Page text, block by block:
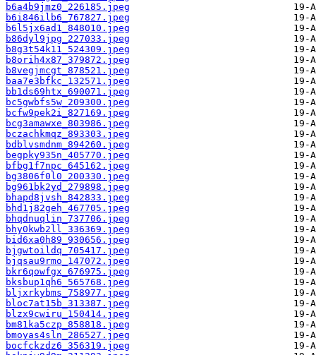
b6a4b9jmz0_226185.jpeg
b6i846ilb6_767827.jpeg
b6l5jx6ad1_848010.jpeg
b86dyl9jpg_227033.jpeg
b8g3t54k11_524309.jpeg
b8orih4x87_379872.jpeg
b8vegjmcgt_878521.jpeg
baa7e3bfkc_132571.jpeg
bb1ds69htx_690071.jpeg
bc5gwbfs5w_209300.jpeg
bcfw9pek2i_827169.jpeg
bcg3amawxe_803986.jpeg
bczachkmqz_893303.jpeg
bdblvsmdnm_894260.jpeg
begpky935n_405770.jpeg
bfbg1f7npc_645162.jpeg
bg3806f0l0_200330.jpeg
bg961bk2yd_279898.jpeg
bhapd8jvsh_842833.jpeg
bhd1j82geh_467705.jpeg
bhqdnuqlin_737706.jpeg
bhy0kwb2ll_336369.jpeg
bid6xa0h89_930656.jpeg
bjgwtoildq_705417.jpeg
bjqsau9rmo_147072.jpeg
bkr6qowfgx_676975.jpeg
bksbup1qh6_565768.jpeg
bljxrkybms_758977.jpeg
bloc7at15b_313387.jpeg
blzx9cwiru_150414.jpeg
bm81ka5czp_858818.jpeg
bmoyas4sln_286527.jpeg
bocfckzdz6_356319.jpeg